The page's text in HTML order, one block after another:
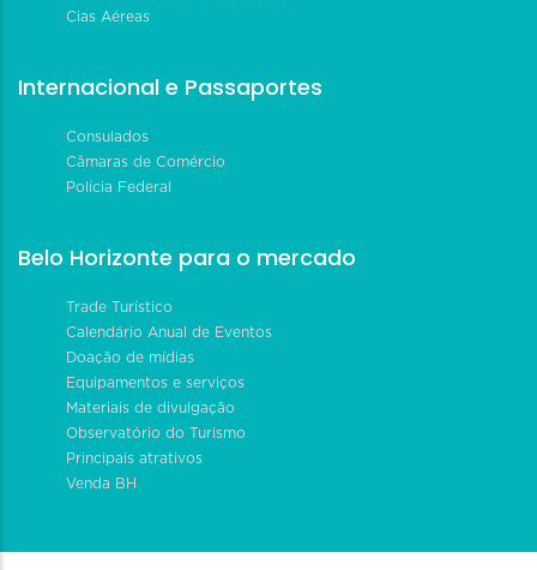
Cias Aéreas
Internacional e Passaportes
Consulados
Câmaras de Comércio
Polícia Federal
Belo Horizonte para o mercado
Trade Turístico
Calendário Anual de Eventos
Doação de mídias
Equipamentos e serviços
Materiais de divulgação
Observatório do Turismo
Principais atrativos
Venda BH